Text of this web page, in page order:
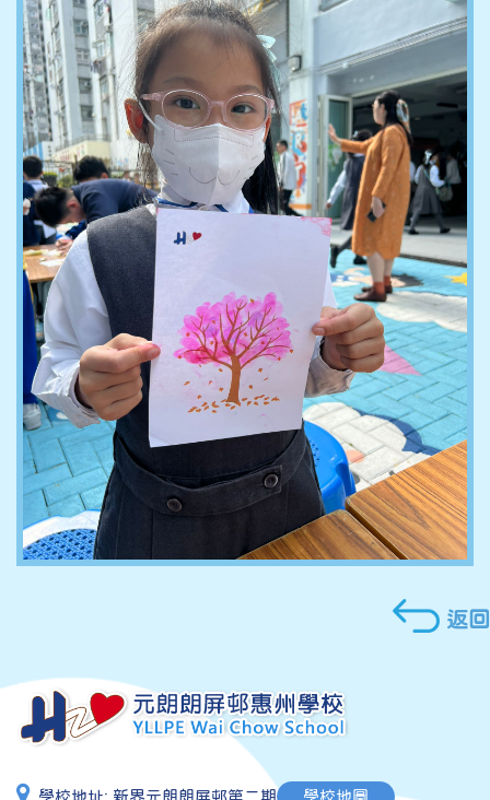
返回
學校地址: 新界元朗朗屏邨第二期 學校地圖